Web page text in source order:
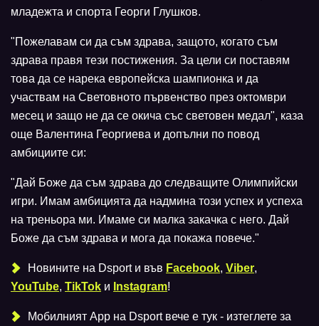
младежта и спорта Георги Глушков.
"Пожелавам си да съм здрава, защото, когато съм
здрава правя тези постижения. За цели си поставям
това да се нарека европейска шампионка и да
участвам на Световното първенство през октомври
месец и защо не да се окича със световен медал", каза
още Валентина Георгиева и допълни по повод
амбициите си:
"Дай Боже да съм здрава до следващите Олимпийски
игри. Имам амбицията да надмина този успех и успеха
на треньора ми. Имаме си малка закачка с него. Дай
Боже да съм здрава и мога да покажа повече."
Новините на Dsport и във Facebook, Viber,
YouTube, TikTok и Instagram!
Мобилният Аpp на Dsport вече е тук - изтеглете за